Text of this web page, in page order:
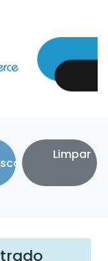
Limpar